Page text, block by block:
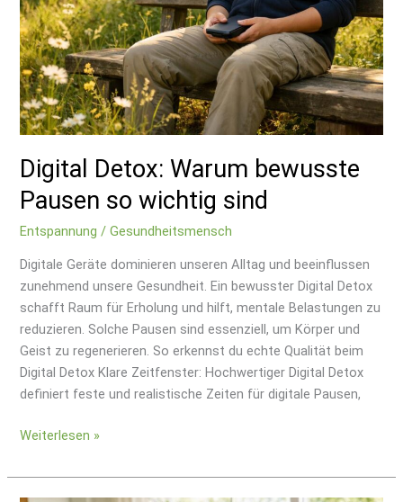
Digital Detox: Warum bewusste
Pausen so wichtig sind
Entspannung /Gesundheitsmensch
Digitale Geräte dominieren unseren Alltag und beeinflussen
zunehmend unsere Gesundheit. Ein bewusster Digital Detox
schafft Raum für Erholung und hilft, mentale Belastungen zu
reduzieren. Solche Pausen sind essenziell, um Körper und
Geist zu regenerieren. So erkennst du echte Qualität beim
Digital Detox Klare Zeitfenster: Hochwertiger Digital Detox
definiert feste und realistische Zeiten für digitale Pausen,
Weiterlesen »